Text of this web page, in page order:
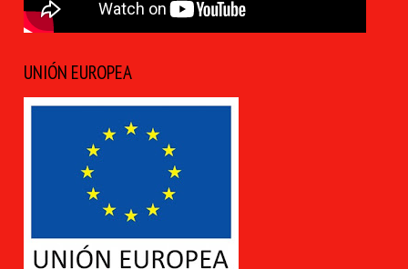
UNIÓN EUROPEA